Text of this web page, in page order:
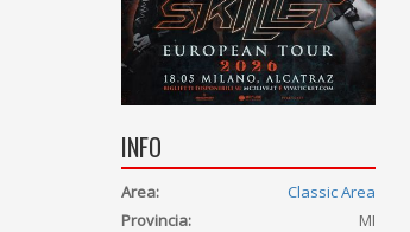
INFO
Area:
Classic Area
Provincia:
MI